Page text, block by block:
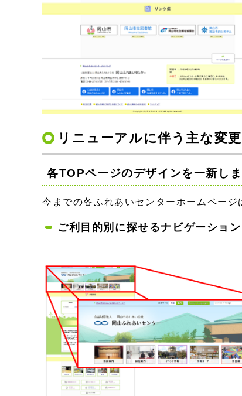
リニューアルに伴う主な変
各TOPページのデザインを一新し
今までの各ふれあいセンターホームペー
ご利目的別に探せるナビゲーション